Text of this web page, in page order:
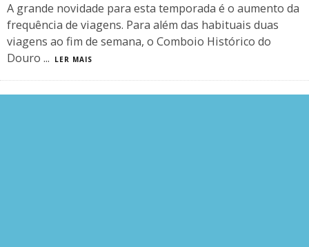
A grande novidade para esta temporada é o aumento da
frequência de viagens. Para além das habituais duas
viagens ao fim de semana, o Comboio Histórico do
Douro ... LER MAIS